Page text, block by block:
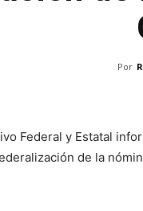
Por
Federal y Estatal
de la